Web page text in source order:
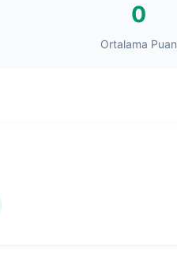
0
Ortalama Puan